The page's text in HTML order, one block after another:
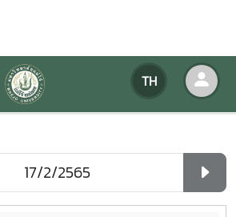
TH
มของหน่วยงาน
องหน่วยงาน